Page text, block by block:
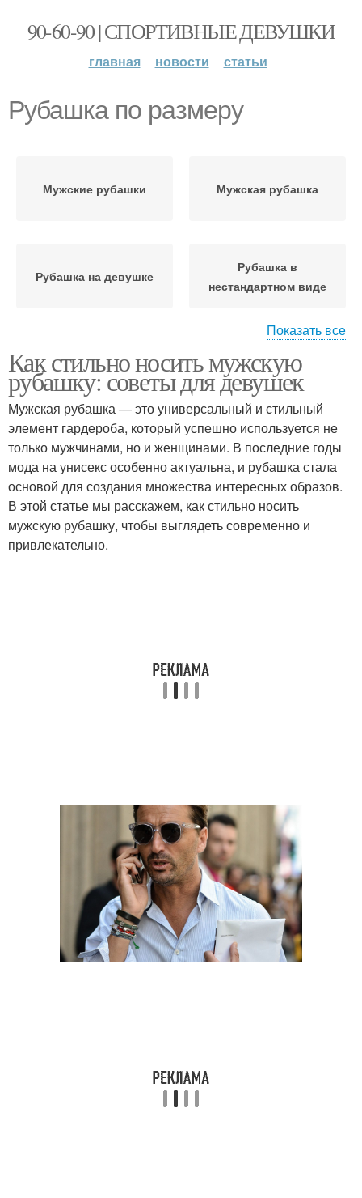
90-60-90 | СПОРТИВНЫЕ ДЕВУШКИ
главная новости статьи
Рубашка по размеру
Мужские рубашки Мужская рубашка
Рубашка на девушке
Рубашка в
нестандартном виде
Рубашки для девушки
образа
Рубашка для создания
Рубашка в
неформальной
обстановке
Рубашка с женской
одеждой
Показать все
Как стильно носить мужскую
рубашку: советы для девушек
Мужская рубашка — это универсальный и стильный
элемент гардероба, который успешно используется не
только мужчинами, но и женщинами. В последние годы
мода на унисекс особенно актуальна, и рубашка стала
основой для создания множества интересных образов.
В этой статье мы расскажем, как стильно носить
мужскую рубашку, чтобы выглядеть современно и
привлекательно.